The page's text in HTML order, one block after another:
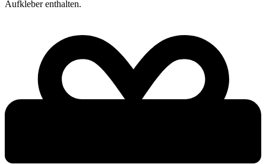
Aufkleber enthalten.